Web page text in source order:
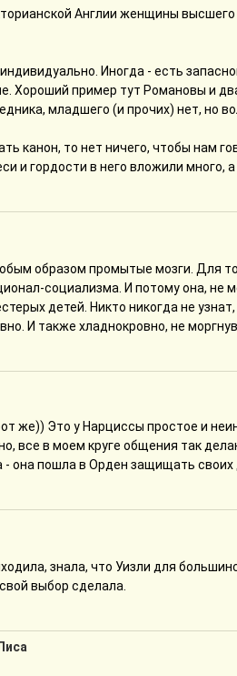
Англии женщины
Иногда - есть
Хороший пример тут Романовы и
младшего (и прочих) нет, но
канон, то нет ничего, чтобы нам
и гордости в него вложили много,
образом промытые мозги. Для
социализма. И потому она, не
детей. Никто никогда не
И также хладнокровно, не
же)) Это у Нарциссы простое и
все в моем круге общения так
она пошла в Орден защищать своих
знала, что Уизли для
выбор сделала.